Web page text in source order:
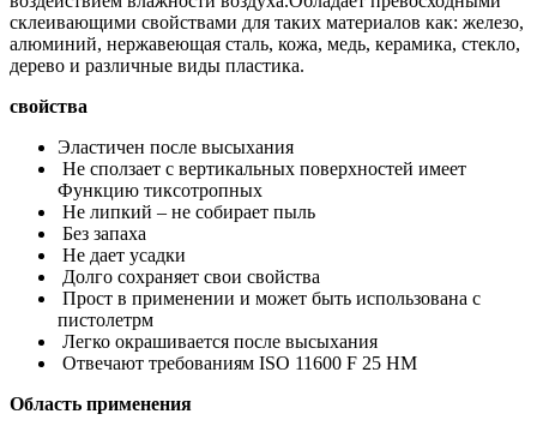
склеивающими свойствами для таких материалов как: железо,
алюминий, нержавеющая сталь, кожа, медь, керамика, стекло,
дерево и различные виды пластика.
свойства
Эластичен после высыхания
Не сползает с вертикальных поверхностей имеет
Функцию тиксотропных
Не липкий – не собирает пыль
Без запаха
Не дает усадки
Долго сохраняет свои свойства
Прост в применении и может быть использована c
пистолетрм
Легко окрашивается после высыхания
Отвечают требованиям ISO 11600 F 25 HM
Область применения